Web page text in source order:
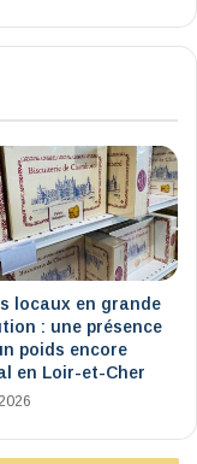
locaux en grande
: une présence
poids encore
en Loir-et-Cher